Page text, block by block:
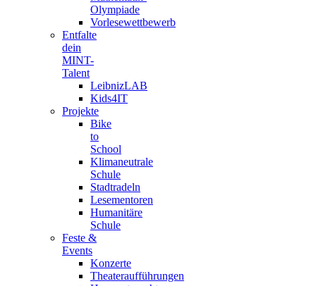
Olympiade
Vorlesewettbewerb
Entfalte
dein
MINT-
Talent
LeibnizLAB
Kids4IT
Projekte
Bike
to
School
Klimaneutrale
Schule
Stadtradeln
Lesementoren
Humanitäre
Schule
Feste &
Events
Konzerte
Theateraufführungen